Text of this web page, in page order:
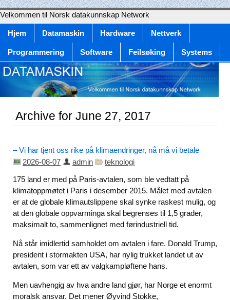
Velkommen til Norsk datakunnskap Network
Hjem Datamaskin Hardware Nettverk
Programmering Software Feilsøking Systems
Archive for June 27, 2017
– Vi har tjent oss rike på klimaendringer, nå må vi betale
2026-08-07
admin
teknologi
175 land er med på Paris-avtalen, som ble vedtatt på
klimatoppmøtet i Paris i desember 2015. Målet med avtalen
er at de globale klimautslippene skal synke raskest mulig, og
at den globale oppvarminga skal begrenses til 1,5 grader,
maksimalt to, sammenlignet med førindustriell tid.
Nå står imidlertid samholdet om avtalen i fare. Donald Trump,
president i stormakten USA, har nylig trukket landet ut av
avtalen, som var ett av valgkampløftene hans.
Men uavhengig av hva andre land gjør, har Norge et enormt
moralsk ansvar. Det mener Øyvind Stokke,